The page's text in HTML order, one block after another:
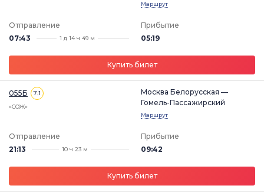
Маршрут
Отправление
07:43
1 д 14 ч 49 м
Прибытие
05:19
Купить билет
055Б 7.1
«СОЖ»
Москва Белорусская —
Гомель-Пассажирский
Маршрут
Отправление
21:13
10 ч 23 м
Прибытие
09:42
Купить билет